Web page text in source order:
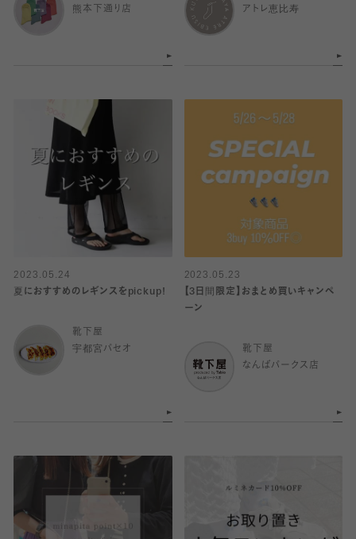
熊本下通り店
アトレ恵比寿
2023.05.24
夏におすすめのレギンスをpickup!
靴下屋
宇都宮パセオ
2023.05.23
【3日間限定】おまとめ買いキャンペ
ーン
靴下屋
なんばパークス店